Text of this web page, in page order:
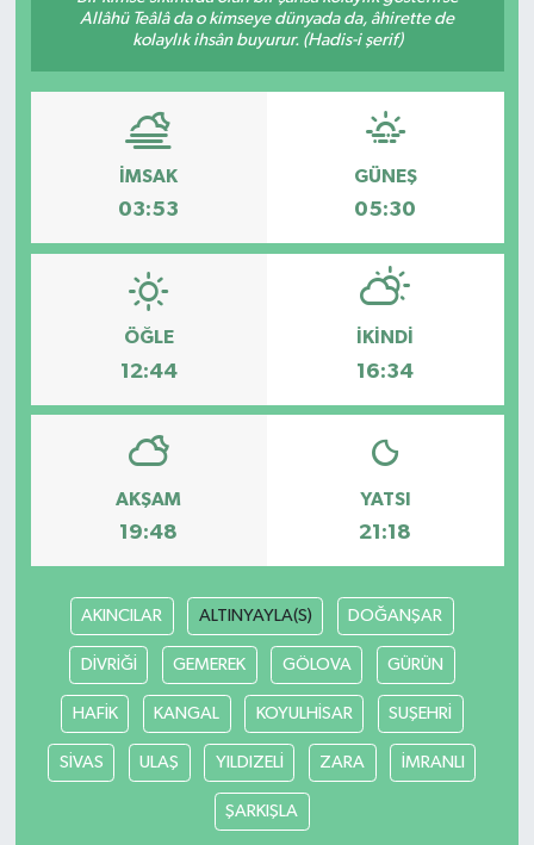
Allâhü Teâlâ da o kimseye dünyada da, âhirette de
kolaylık ihsân buyurur. (Hadis-i şerif)
İMSAK
03:53
GÜNEŞ
05:30
ÖĞLE
12:44
İKINDI
16:34
AKŞAM
19:48
YATSI
21:18
AKINCILAR ALTINYAYLA(S) DOĞANŞAR
DİVRİĞİ GEMEREK GÖLOVA GÜRÜN
HAFİK KANGAL KOYULHİSAR SUŞEHRİ
SİVAS ULAŞ YILDIZELİ ZARA İMRANLI
ŞARKIŞLA
Gündem
Kültür-Sanat
Podcast
Politika
Sağlık
Siyaset